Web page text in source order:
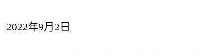
2022年9月 2 日